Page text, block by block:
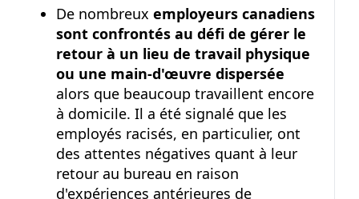
De nombreux employeurs canadiens
sont confrontés au défi de gérer le
retour à un lieu de travail physique
ou une main-d'œuvre dispersée
alors que beaucoup travaillent encore
à domicile. Il a été signalé que les
employés racisés, en particulier, ont
des attentes négatives quant à leur
retour au bureau en raison
d'expériences antérieures de